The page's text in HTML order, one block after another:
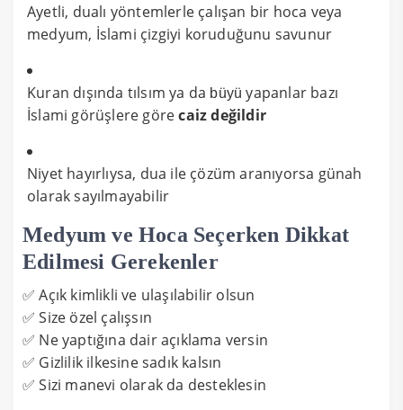
Ayetli, dualı yöntemlerle çalışan bir hoca veya
medyum, İslami çizgiyi koruduğunu savunur
Kuran dışında tılsım ya da büyü yapanlar bazı
İslami görüşlere görecaiz değildir
Niyet hayırlıysa, dua ile çözüm aranıyorsa günah
olarak sayılmayabilir
Medyum ve Hoca Seçerken Dikkat
Edilmesi Gerekenler
✅ Açık kimlikli ve ulaşılabilir olsun
✅ Size özel çalışsın
✅ Ne yaptığına dair açıklama versin
✅ Gizlilik ilkesine sadık kalsın
✅ Sizi manevi olarak da desteklesin